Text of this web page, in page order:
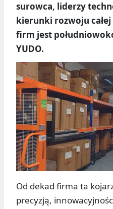
surowca, liderzy
kierunki rozwoju
firm jest
YUDO.
Od dekad firma ta
precyzją,